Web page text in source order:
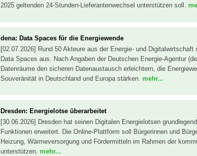
2025 geltenden 24-Stunden-Lieferantenwechsel unterstützen soll.
dena: Data Spaces für die Energiewende
[02.07.2026] Rund 50 Akteure aus der Energie- und
Data Spaces aus. Nach Angaben der Deutschen Energie-Agentur
Datenräume den sicheren Datenaustausch erleichtern, die
Souveränität in Deutschland und Europa stärken. mehr...
Dresden: Energielotse überarbeitet
[30.06.2026] Dresden hat seinen Digitalen Energielotsen
Funktionen erweitert. Die Online-Plattform soll Bürgerinnen und
Heizung, Wärmeversorgung und Fördermitteln im Rahmen der
unterstützen. mehr...